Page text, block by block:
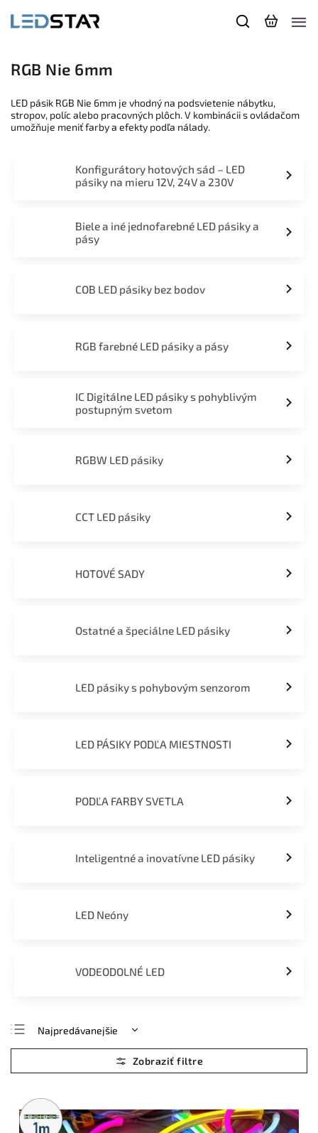
RGB Nie 6mm
LED pásik RGB Nie 6mm je vhodný na podsvietenie nábytku,
stropov, políc alebo pracovných plôch. V kombinácii s ovládačom
umožňuje meniť farby a efekty podľa nálady.
Konfigurátory hotových sád – LED
pásiky na mieru 12V, 24V a 230V
Biele a iné jednofarebné LED pásiky a
pásy
COB LED pásiky bez bodov
RGB farebné LED pásiky a pásy
IC Digitálne LED pásiky s pohyblivým
postupným svetom
RGBW LED pásiky
CCT LED pásiky
HOTOVÉ SADY
Ostatné a špeciálne LED pásiky
LED pásiky s pohybovým senzorom
LED PÁSIKY PODĽA MIESTNOSTI
PODĽA FARBY SVETLA
Inteligentné a inovatívne LED pásiky
LED Neóny
VODEODOLNÉ LED
Najpredávanejšie
Najlacnejšie
Najdrahšie
Abecedne
Metrážny
predaj